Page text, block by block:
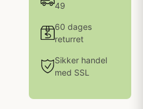
49
60 dages
returret
Sikker handel
med SSL